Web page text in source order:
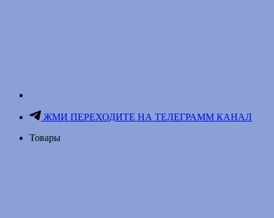
ЖМИ ПЕРЕХОДИТЕ НА ТЕЛЕГРАММ КАНАЛ
Товары